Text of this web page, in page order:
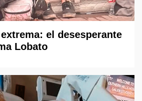
el desesperante
Lobato